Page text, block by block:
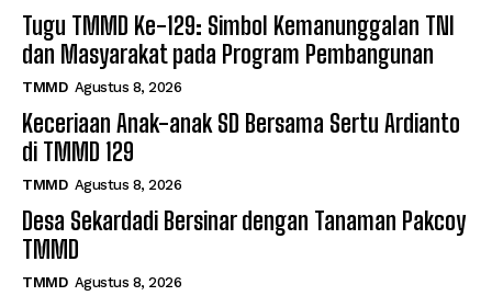
Tugu TMMD Ke-129: Simbol Kemanunggalan TNI
dan Masyarakat pada Program Pembangunan
TMMD Agustus 8, 2026
Keceriaan Anak-anak SD Bersama Sertu Ardianto
di TMMD 129
TMMD Agustus 8, 2026
Desa Sekardadi Bersinar dengan Tanaman Pakcoy
TMMD
TMMD Agustus 8, 2026